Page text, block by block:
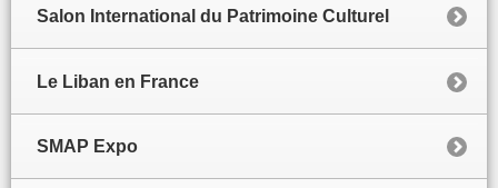
Salon International du Patrimoine Culturel
Le Liban en France
SMAP Expo